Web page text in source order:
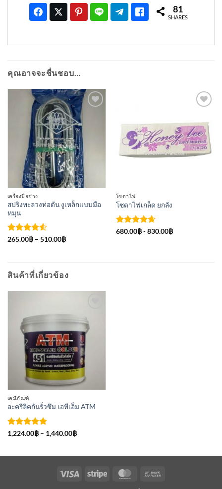
81
SHARES
คุณอาจจะชื่นชอบ…
เพิ่มเข้า
ใน
รายการ
ที่
ติดตาม
เครื่องมือช่าง
สปริงทะลวงท่อตัน งูเหล็กแบบมือ
หมุน
ให้คะแนน
265.00฿ – 510.00฿Price
ใน
รายการ
ที่
ติดตาม
โซดาไฟ
โซดาไฟเกล็ด ยกลัง
ให้คะแนน
680.00฿-830.00฿
สินค้าที่เกี่ยวข้อง
เพิ่มเข้า
ใน
รายการ
ที่
ติดตาม
เคมีภัณฑ์
อะครีลิคกันรั่วซึม เอทีเอ็ม ATM
ให้คะแนน
คะแนน
1,224.00฿ – 1,440.00฿Price
Visa Stripe MasterCard